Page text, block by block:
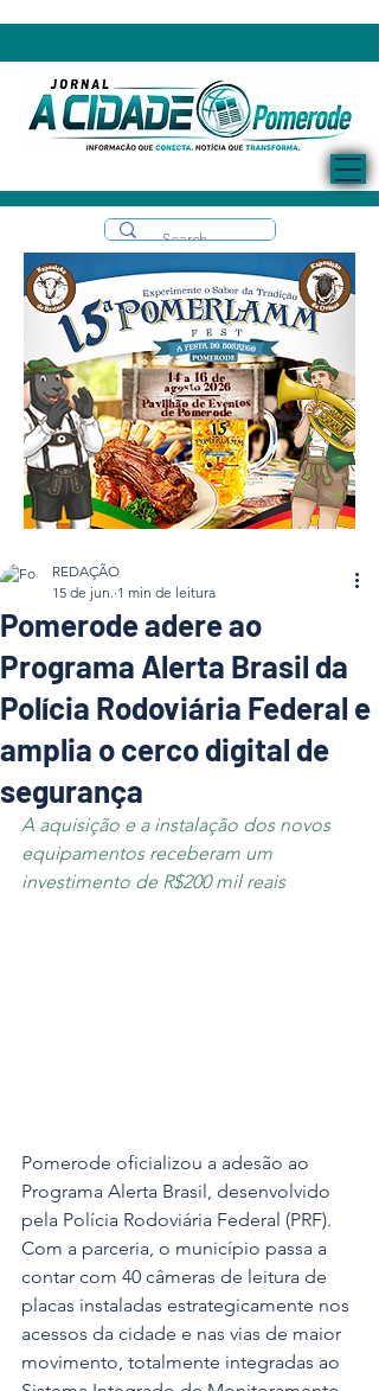
Pomerode adere ao
Programa Alerta Brasil da
Polícia Rodoviária Federal e
amplia o cerco digital de
segurança
REDAÇÃO
15 de jun. 1 min de leitura
A aquisição e a instalação dos novos
equipamentos receberam um
investimento de R$200 mil reais
Pomerode oficializou a adesão ao
Programa Alerta Brasil, desenvolvido
pela Polícia Rodoviária Federal (PRF).
Com a parceria, o município passa a
contar com 40 câmeras de leitura de
placas instaladas estrategicamente nos
acessos da cidade e nas vias de maior
movimento, totalmente integradas ao